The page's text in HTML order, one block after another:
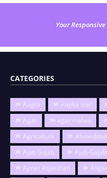
Your
CATEGORIES
Aagra Aapka star
Agar
agar malwa
Agriculture
Ajab Gajab
Ajab-Gajab
Ajmer Rajasthan